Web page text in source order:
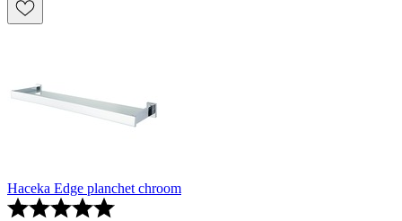
Haceka Edge planchet chroom